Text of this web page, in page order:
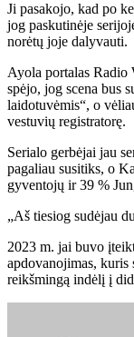
Ji pasakojo, kad po
jog paskutinėje
norėtų joje dalyvauti.
Ayola portalas Radio
spėjo, jog scena bus
laidotuvėmis“, o
vestuvių registratorę.
Serialo gerbėjai jau
pagaliau susitiks, o
gyventojų ir 39 %
„Aš tiesiog sudėjau
2023 m. jai buvo
apdovanojimas, kuris
reikšmingą indėlį į